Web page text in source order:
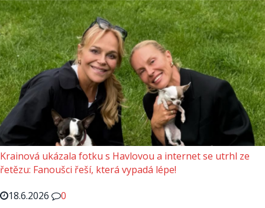
Krainová ukázala fotku s Havlovou a internet se utrhl ze
řetězu: Fanoušci řeší, která vypadá lépe!
18.6.2026
0